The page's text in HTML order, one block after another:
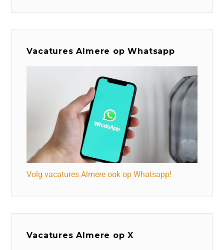
Vacatures Almere op Whatsapp
Volg vacatures Almere ook op Whatsapp!
Vacatures Almere op X